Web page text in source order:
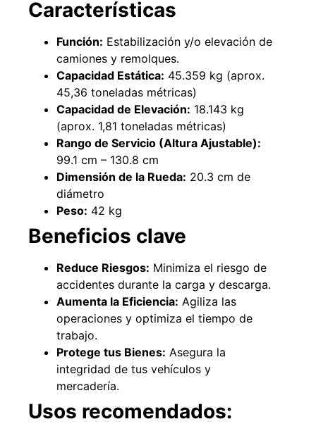
Características
Función: Estabilización y/o elevación de
camiones y remolques.
Capacidad Estática: 45.359 kg (aprox.
45,36 toneladas métricas)
Capacidad de Elevación: 18.143 kg
(aprox. 1,81 toneladas métricas)
Rango de Servicio (Altura Ajustable):
99.1 cm – 130.8 cm
Dimensión de la Rueda: 20.3 cm de
diámetro
Peso: 42 kg
Beneficios clave
Reduce Riesgos: Minimiza el riesgo de
accidentes durante la carga y descarga.
Aumenta la Eficiencia: Agiliza las
operaciones y optimiza el tiempo de
trabajo.
Protege tus Bienes: Asegura la
integridad de tus vehículos y
mercadería.
Usos recomendados:
Pasto sintético ornamental Importado
USA: Paradise densidad 42mm Rollo
4,57*15,24mts
$1.427.544
Leer más
49%
Pasto sintético ornamental Importado
Empaquetadura 1/